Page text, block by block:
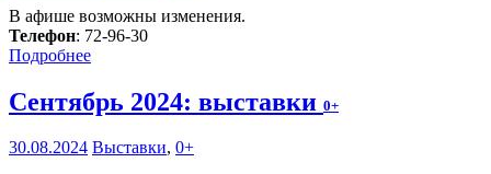
В афише возможны изменения.
Телефон: 72-96-30
Подробнее
Сентябрь 2024: выставки 0+
30.08.2024 Выставки, 0+